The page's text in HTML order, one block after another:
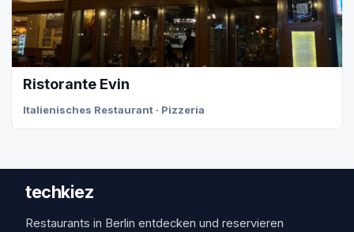
Ristorante Evin
Italienisches Restaurant · Pizzeria
techkiez
Restaurants in Berlin entdecken und reservieren